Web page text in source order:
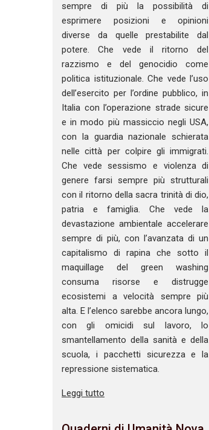
sempre di più la possibilità di
esprimere posizioni e opinioni
diverse da quelle prestabilite dal
potere. Che vede il ritorno del
razzismo e del genocidio come
politica istituzionale. Che vede l’uso
dell’esercito per l’ordine pubblico, in
Italia con l’operazione strade sicure
e in modo più massiccio negli USA,
con la guardia nazionale schierata
nelle città per colpire gli immigrati.
Che vede sessismo e violenza di
genere farsi sempre più strutturali
con il ritorno della sacra trinità di dio,
patria e famiglia. Che vede la
devastazione ambientale accelerare
sempre di più, con l’avanzata di un
capitalismo di rapina che sotto il
maquillage del green washing
consuma risorse e distrugge
ecosistemi a velocità sempre più
alta. E l’elenco sarebbe ancora lungo,
con gli omicidi sul lavoro, lo
smantellamento della sanità e della
scuola, i pacchetti sicurezza e la
repressione sistematica.
Leggi tutto